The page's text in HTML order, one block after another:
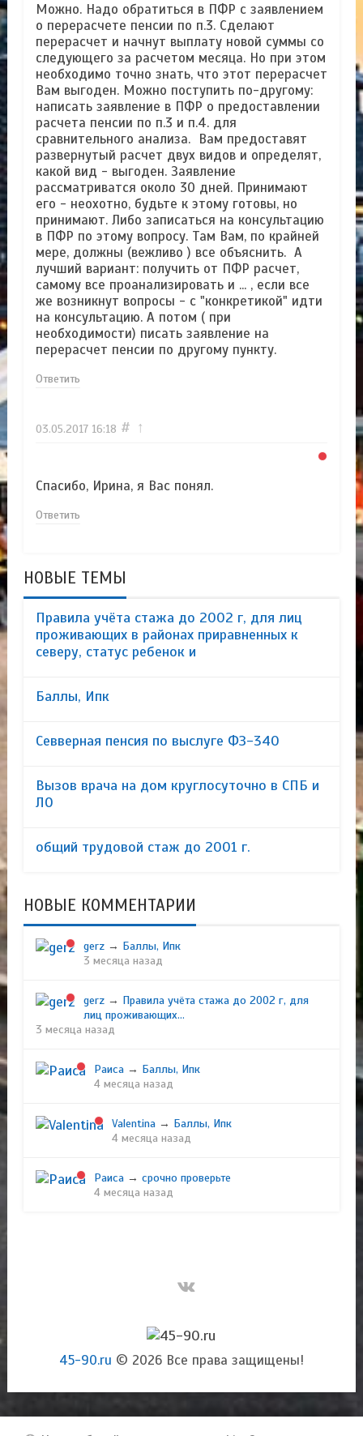
Можно. Надо обратиться в ПФР с заявлением
о перерасчете пенсии по п.3. Сделают
перерасчет и начнут выплату новой суммы со
следующего за расчетом месяца. Но при этом
необходимо точно знать, что этот перерасчет
Вам выгоден. Можно поступить по-другому:
написать заявление в ПФР о предоставлении
расчета пенсии по п.3 и п.4. для
сравнительного анализа. Вам предоставят
развернутый расчет двух видов и определят,
какой вид - выгоден. Заявление
рассматриватся около 30 дней. Принимают
его - неохотно, будьте к этому готовы, но
принимают. Либо записаться на консультацию
в ПФР по этому вопросу. Там Вам, по крайней
мере, должны (вежливо ) все объяснить. А
лучший вариант: получить от ПФР расчет,
самому все проанализировать и ... , если все
же возникнут вопросы - с "конкретикой" идти
на консультацию. А потом ( при
необходимости) писать заявление на
перерасчет пенсии по другому пункту.
Ответить
03.05.2017 16:18 # ↑
Спасибо, Ирина, я Вас понял.
Ответить
НОВЫЕ ТЕМЫ
Правила учёта стажа до 2002 г, для лиц
проживающих в районах приравненных к
северу, статус ребенок и
Баллы, Ипк
Севверная пенсия по выслуге ФЗ-340
Вызов врача на дом круглосуточно в СПБ и
ЛО
общий трудовой стаж до 2001 г.
НОВЫЕ КОММЕНТАРИИ
gerz→ Баллы, Ипк
3 месяца назад
gerz→ Правила учёта стажа до 2002 г, для
лиц проживающих...
3 месяца назад
Раиса→ Баллы, Ипк
4 месяца назад
Valentina→ Баллы, Ипк
4 месяца назад
Раиса→ срочно проверьте
4 месяца назад
45-90.ru © 2026 Все права защищены!